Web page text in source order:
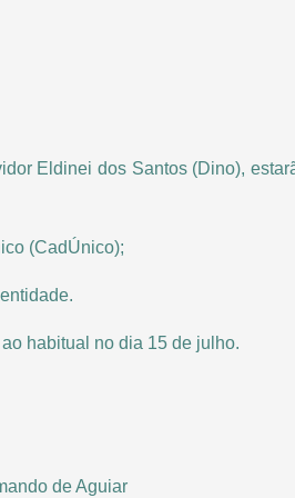
Eldinei dos Santos (Dino),
(CadÚnico);
habitual no dia 15 de julho.
de Aguiar